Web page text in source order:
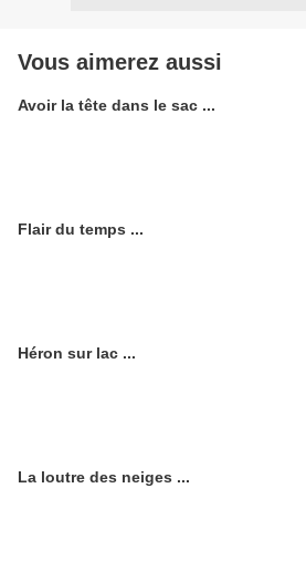
Vous aimerez aussi
Avoir la tête dans le sac ...
Flair du temps ...
Héron sur lac ...
La loutre des neiges ...